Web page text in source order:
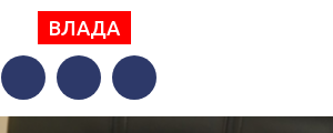
ВЛАДА
FacebookTwitterTelegram